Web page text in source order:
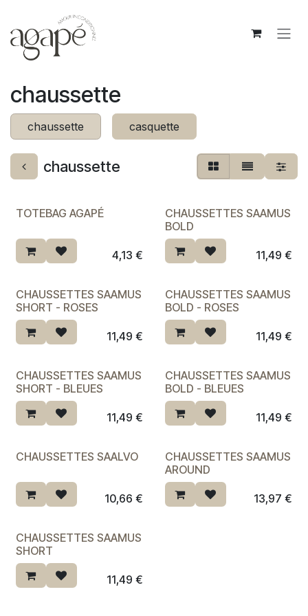
chaussette
chaussette casquette
chaussette
TOTEBAG AGAPÉ
4,13 €
CHAUSSETTES SAAMUS
BOLD
11,49 €
CHAUSSETTES SAAMUS
SHORT - ROSES
11,49 €
CHAUSSETTES SAAMUS
BOLD - ROSES
11,49 €
CHAUSSETTES SAAMUS
SHORT - BLEUES
11,49 €
CHAUSSETTES SAAMUS
BOLD - BLEUES
11,49 €
CHAUSSETTES SAALVO
10,66 €
CHAUSSETTES SAAMUS
AROUND
13,97 €
CHAUSSETTES SAAMUS
SHORT
11,49 €